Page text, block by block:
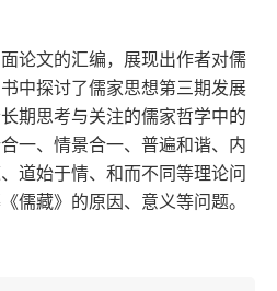
论文的汇编，展现出作者对儒
中探讨了儒家思想第三期发展
期思考与关注的儒家哲学中的
一、情景合一、普遍和谐、内
道始于情、和而不同等理论问
儒藏》的原因、意义等问题。